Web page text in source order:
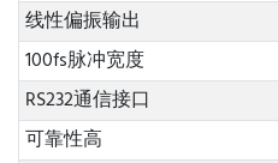
线性偏振输出
100fs脉冲宽度
RS232通信接口
可靠性高